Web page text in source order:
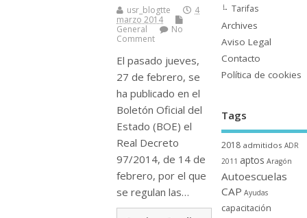
usr_blogtte
4
marzo 2014
General
No
Comment
El pasado jueves,
27 de febrero, se
ha publicado en el
Boletón Oficial del
Estado (BOE) el
Real Decreto
97/2014, de 14 de
febrero, por el que
se regulan las…
Tarifas
Archives
Aviso Legal
Contacto
Polí­tica de cookies
Tags
2018 admitidos ADR
2011 aptos Aragón
Autoescuelas
CAP Ayudas
capacitación